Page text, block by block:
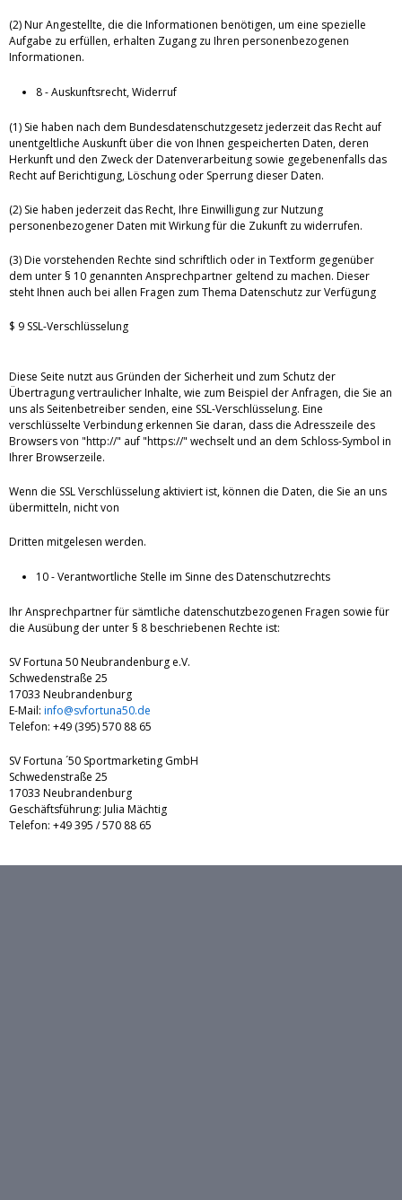
(2) Nur Angestellte, die die Informationen benötigen, um eine spezielle
Aufgabe zu erfüllen, erhalten Zugang zu Ihren personenbezogenen
Informationen.
8 - Auskunftsrecht, Widerruf
(1) Sie haben nach dem Bundesdatenschutzgesetz jederzeit das Recht auf
unentgeltliche Auskunft über die von Ihnen gespeicherten Daten, deren
Herkunft und den Zweck der Datenverarbeitung sowie gegebenenfalls das
Recht auf Berichtigung, Löschung oder Sperrung dieser Daten.
(2) Sie haben jederzeit das Recht, Ihre Einwilligung zur Nutzung
personenbezogener Daten mit Wirkung für die Zukunft zu widerrufen.
(3) Die vorstehenden Rechte sind schriftlich oder in Textform gegenüber
dem unter § 10 genannten Ansprechpartner geltend zu machen. Dieser
steht Ihnen auch bei allen Fragen zum Thema Datenschutz zur Verfügung
$ 9 SSL-Verschlüsselung
Diese Seite nutzt aus Gründen der Sicherheit und zum Schutz der
Übertragung vertraulicher Inhalte, wie zum Beispiel der Anfragen, die Sie an
uns als Seitenbetreiber senden, eine SSL-Verschlüsselung. Eine
verschlüsselte Verbindung erkennen Sie daran, dass die Adresszeile des
Browsers von "http://" auf "https://" wechselt und an dem Schloss-Symbol in
Ihrer Browserzeile.
Wenn die SSL Verschlüsselung aktiviert ist, können die Daten, die Sie an uns
übermitteln, nicht von
Dritten mitgelesen werden.
10 - Verantwortliche Stelle im Sinne des Datenschutzrechts
Ihr Ansprechpartner für sämtliche datenschutzbezogenen Fragen sowie für
die Ausübung der unter § 8 beschriebenen Rechte ist:
SV Fortuna 50 Neubrandenburg e.V.
Schwedenstraße 25
17033 Neubrandenburg
E-Mail: info@svfortuna50.de
Telefon: +49 (395) 570 88 65
SV Fortuna ´50 Sportmarketing GmbH
Schwedenstraße 25
17033 Neubrandenburg
Geschäftsführung: Julia Mächtig
Telefon: +49 395 / 570 88 65